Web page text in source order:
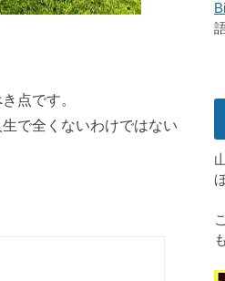
点です。
で全くないわけではない